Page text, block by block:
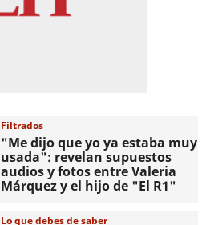
Filtrados
"Me dijo que yo ya estaba muy
usada": revelan supuestos
audios y fotos entre Valeria
Márquez y el hijo de "El R1"
Lo que debes de saber